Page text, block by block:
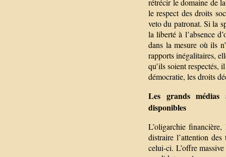
rétrécir le domaine de
le respect des droits
veto du patronat. Si la
la liberté à l’absence
dans la mesure où ils
rapports inégalitaires,
qu’ils soient respectés,
démocratie, les droits
Les grands médias
disponibles
L’oligarchie
distraire l’attention
celui-ci. L’offre